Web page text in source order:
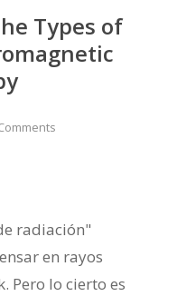
Types of
radiación"
en rayos
Pero lo cierto es